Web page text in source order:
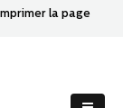
Imprimer la page